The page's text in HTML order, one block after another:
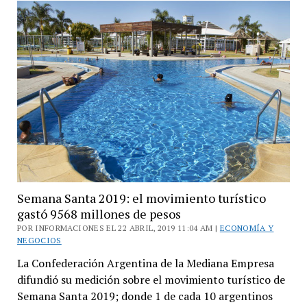
su
esencia
hippie
Semana Santa 2019: el movimiento turístico
gastó 9568 millones de pesos
POR INFORMACIONES EL 22 ABRIL, 2019 11:04 AM | ECONOMÍA Y
NEGOCIOS
La Confederación Argentina de la Mediana Empresa
difundió su medición sobre el movimiento turístico de
Semana Santa 2019; donde 1 de cada 10 argentinos